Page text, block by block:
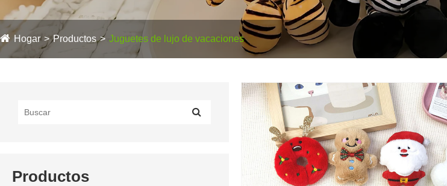
Hogar Productos Juguetes de lujo de vacaciones
Productos